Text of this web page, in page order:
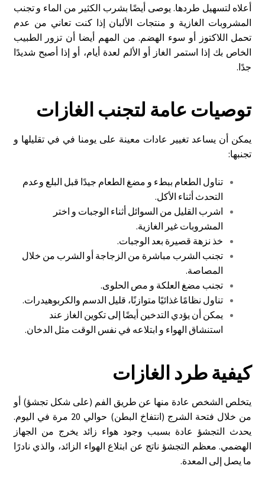
أعلاه لتسهيل طردها. يوصى أيضًا بشرب الكثير من الماء و تجنب
المشروبات الغازية و منتجات الألبان إذا كنت تعاني من عدم
تحمل اللاكتوز أو سوء الهضم. من المهم أيضا أن تزور الطبيب
الخاص بك إذا استمر الغاز أو الألم لعدة أيام، أو إذا أصبح شديدًا
جدًا.
توصيات عامة لتجنب الغازات
يمكن أن يساعد تغيير عادات معينة على يومنا في في تقليلها و
تجنبها:
تناول الطعام ببطء و مضغ الطعام جيدًا قبل البلع وعدم
التحدث أثناء الأكل.
اشرب القليل من السوائل أثناء الوجبات و اختر
المشروبات غير الغازية.
خذ نزهة قصيرة بعد الوجبات.
تجنب الشرب مباشرة من الزجاجة أو الشرب من خلال
المصاصة.
تجنب مضغ العلكة و مص الحلوى.
تناول نظامًا غذائيًا متوازنًا، قليل الدسم والكربوهيدرات.
يمكن أن يؤدي التدخين أيضًا إلى تكوين الغاز عند
استنشاق الهواء و ابتلاعه في نفس الوقت مثل الدخان.
كيفية طرد الغازات
يتخلص الشخص عادة منها عن طريق الفم (على شكل تجشؤ) أو
من خلال فتحة الشرج (انتفاخ البطن) حوالي 20 مرة في اليوم.
يحدث التجشؤ عادة بسبب وجود هواء زائد يخرج من الجهاز
الهضمي. معظم التجشؤ ناتج عن ابتلاع الهواء الزائد، والذي نادرًا
ما يصل إلى المعدة.